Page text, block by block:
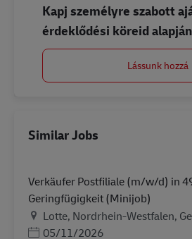
Kapj személyre szabott
érdeklődési köreid
Lássunk hozzá
Similar Jobs
Verkäufer Postfiliale (m/w/d) in
Geringfügigkeit (Minijob)
Helyszín
Lotte, Nordrhein-Westfalen,
Posted Date
05/11/2026